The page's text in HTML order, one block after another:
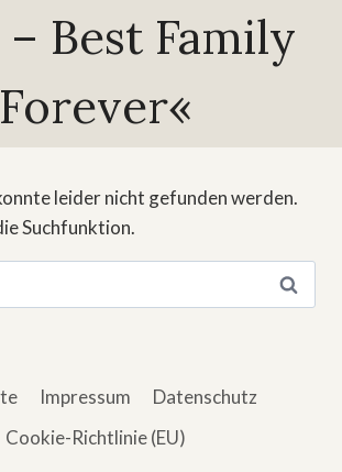
– Best Family
Forever«
leider nicht gefunden werden.
Suchfunktion.
Impressum
Datenschutz
Cookie-Richtlinie (EU)